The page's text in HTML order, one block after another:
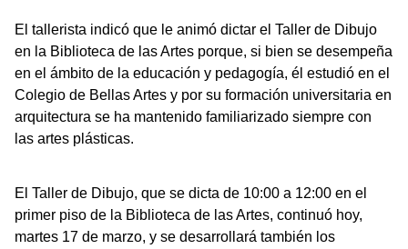
El tallerista indicó que le animó dictar el Taller de Dibujo
en la Biblioteca de las Artes porque, si bien se desempeña
en el ámbito de la educación y pedagogía, él estudió en el
Colegio de Bellas Artes y por su formación universitaria en
arquitectura se ha mantenido familiarizado siempre con
las artes plásticas.
El Taller de Dibujo, que se dicta de 10:00 a 12:00 en el
primer piso de la Biblioteca de las Artes, continuó hoy,
martes 17 de marzo, y se desarrollará también los